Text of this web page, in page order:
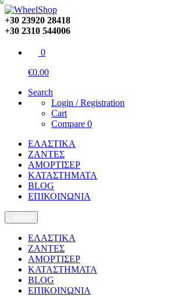
+30 23920 28418
+30 2310 544006
0
€0.00
Search
Login / Registration
Cart
Compare 0
ΕΛΑΣΤΙΚΑ
ΖΑΝΤΕΣ
ΑΜΟΡΤΙΣΕΡ
ΚΑΤΑΣΤΗΜΑΤΑ
BLOG
ΕΠΙΚΟΙΝΩΝΙΑ
ΕΛΑΣΤΙΚΑ
ΖΑΝΤΕΣ
ΑΜΟΡΤΙΣΕΡ
ΚΑΤΑΣΤΗΜΑΤΑ
BLOG
ΕΠΙΚΟΙΝΩΝΙΑ